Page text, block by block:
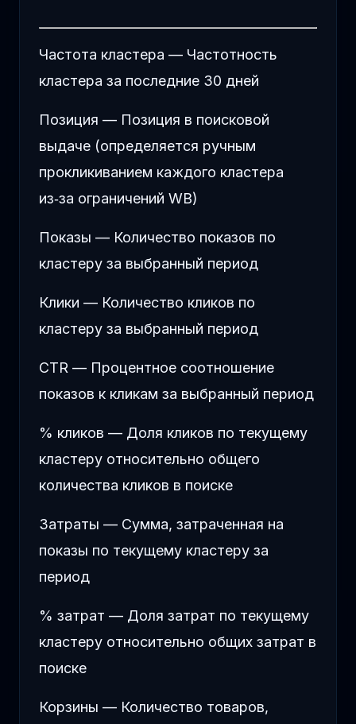
Частота кластера — Частотность
кластера за последние 30 дней
Позиция — Позиция в поисковой
выдаче (определяется ручным
прокликиванием каждого кластера
из‑за ограничений WB)
Показы — Количество показов по
кластеру за выбранный период
Клики — Количество кликов по
кластеру за выбранный период
CTR — Процентное соотношение
показов к кликам за выбранный период
% кликов — Доля кликов по текущему
кластеру относительно общего
количества кликов в поиске
Затраты — Сумма, затраченная на
показы по текущему кластеру за
период
% затрат — Доля затрат по текущему
кластеру относительно общих затрат в
поиске
Корзины — Количество товаров,